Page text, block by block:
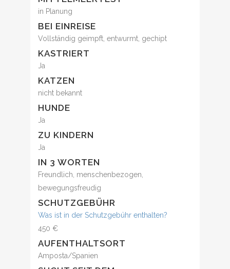
in Planung
BEI EINREISE
Vollständig geimpft, entwurmt, gechipt
KASTRIERT
Ja
KATZEN
nicht bekannt
HUNDE
Ja
ZU KINDERN
Ja
IN 3 WORTEN
Freundlich, menschenbezogen,
bewegungsfreudig
SCHUTZGEBÜHR
Was ist in der Schutzgebühr enthalten?
450 €
AUFENTHALTSORT
Amposta/Spanien